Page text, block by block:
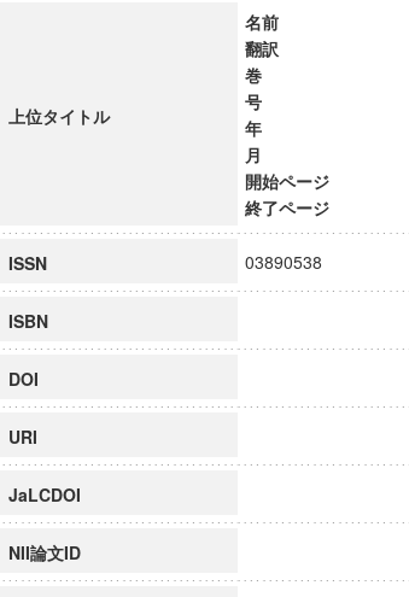
上位タイトル
名前
翻訳
巻
号
年
月
開始ページ
終了ページ
ISSN 03890538
ISBN
DOI
URI
JaLCDOI
NII論文ID